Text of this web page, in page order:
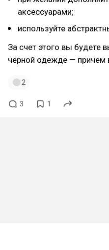
аксессуарами;
используйте
За счет этого вы будете
черной одежде — причем
2
3 1